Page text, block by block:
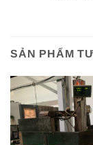
SẢN PHẨM